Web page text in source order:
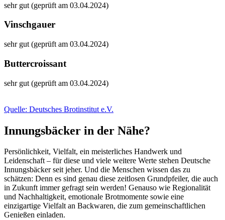
sehr gut (geprüft am 03.04.2024)
Vinschgauer
sehr gut (geprüft am 03.04.2024)
Buttercroissant
sehr gut (geprüft am 03.04.2024)
Quelle: Deutsches Brotinstitut e.V.
Innungsbäcker in der Nähe?
Persönlichkeit, Vielfalt, ein meisterliches Handwerk und
Leidenschaft – für diese und viele weitere Werte stehen Deutsche
Innungsbäcker seit jeher. Und die Menschen wissen das zu
schätzen: Denn es sind genau diese zeitlosen Grundpfeiler, die auch
in Zukunft immer gefragt sein werden! Genauso wie Regionalität
und Nachhaltigkeit, emotionale Brotmomente sowie eine
einzigartige Vielfalt an Backwaren, die zum gemeinschaftlichen
Genießen einladen.